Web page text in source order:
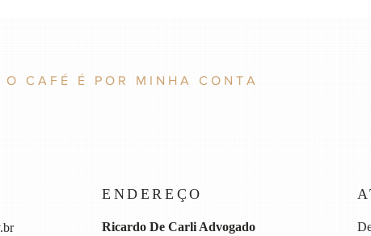
O CAFÉ É POR MINHA CONTA
ENDEREÇO
Ricardo De Carli Advogado